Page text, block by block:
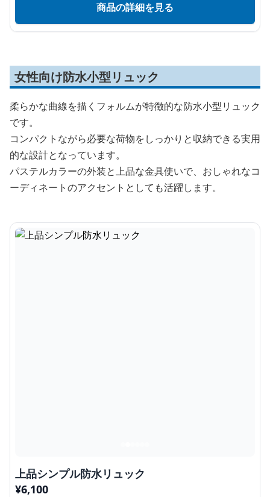
商品の詳細を見る
女性向け防水小型リュック
柔らかな曲線を描くフォルムが特徴的な防水小型リュック
です。
コンパクトながら必要な荷物をしっかりと収納できる実用
的な設計となっています。
パステルカラーの外装と上品な金具使いで、おしゃれなコ
ーディネートのアクセントとしても活躍します。
上品シンプル防水リュック
¥6,100